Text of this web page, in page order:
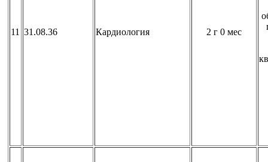
11 31.08.36 Кардиология 2 г 0 мес